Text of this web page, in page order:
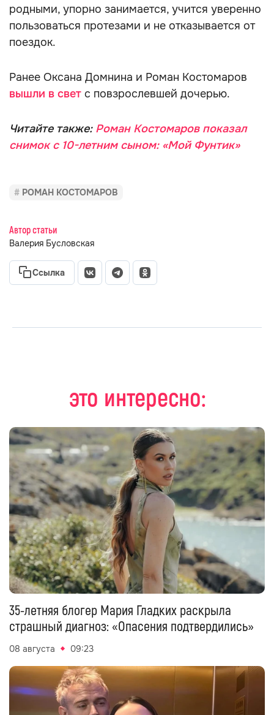
родными, упорно занимается, учится уверенно
пользоваться протезами и не отказывается от
поездок.
Ранее Оксана Домнина и Роман Костомаров
вышли в свет с повзрослевшей дочерью.
Читайте также: Роман Костомаров показал
снимок с 10-летним сыном: «Мой Фунтик»
РОМАН КОСТОМАРОВ
Автор статьи
Валерия Бусловская
Ссылка
это интересно:
35-летняя блогер Мария Гладких раскрыла
страшный диагноз: «Опасения подтвердились»
08 августа 09:23